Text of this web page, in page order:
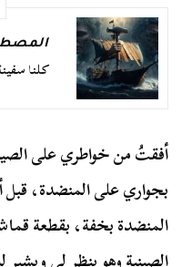
كلنا
أفقتُ من خواطري على
بجواري على المنضدة، قبل
المنضدة بخفة، بقطعة